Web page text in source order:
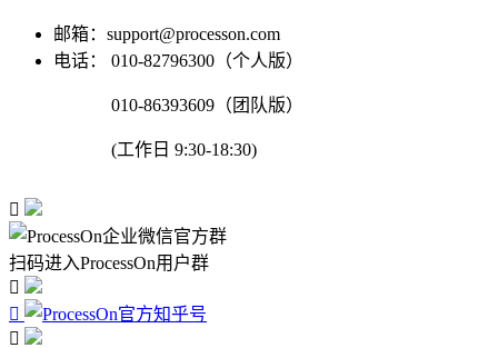
邮箱：support@processon.com
电话：
010-82796300（个人版）
010-86393609（团队版）
(工作日 9:30-18:30)

扫码进入ProcessOn用户群


